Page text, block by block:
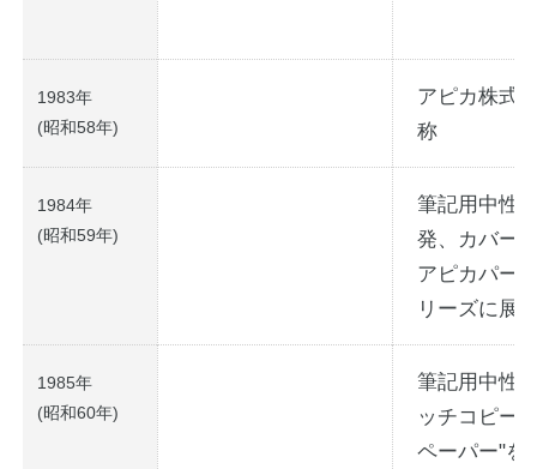
1983年
(昭和58年)
アピカ株式
称
1984年
(昭和59年)
筆記用中性
発、カバー
アピカパー
リーズに展
1985年
(昭和60年)
筆記用中性
ッチコピー
ペーパー"を